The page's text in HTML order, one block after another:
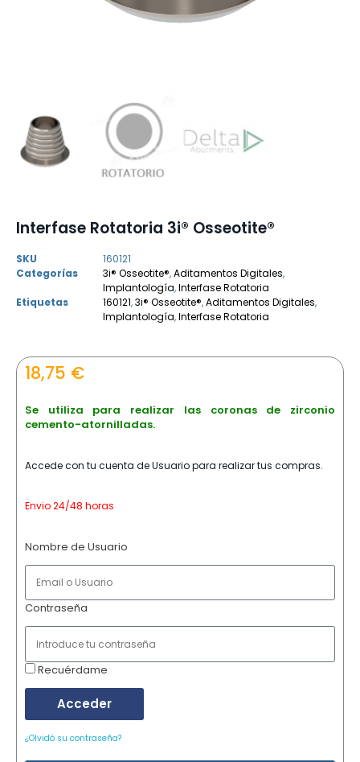
Interfase Rotatoria 3i® Osseotite®
SKU
160121
Categorías
3i® Osseotite®,Aditamentos Digitales,
Implantología,Interfase Rotatoria
Etiquetas
160121,3i® Osseotite®,Aditamentos Digitales,
Implantología,Interfase Rotatoria
18,75 €
Se utiliza para realizar las coronas de zirconio
cemento-atornilladas.
Accede con tu cuenta de Usuario para realizar tus compras.
Envio 24/48 horas
Nombre de Usuario
Contraseña
Recuérdame
Acceder
¿Olvidó su contraseña?